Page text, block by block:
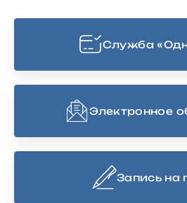
Cлужба
Электронное
Запись на